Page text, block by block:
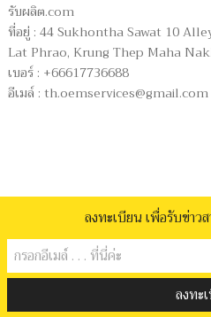
รับผลิต.com
ที่อยู่ : 44 Sukhontha Sawat 10
Lat Phrao, Krung Thep Maha
เบอร์ : +66617736688
อีเมล์ : th.oemservices@gmail.com
ลงทะเบียน เพื่อรับข่าว